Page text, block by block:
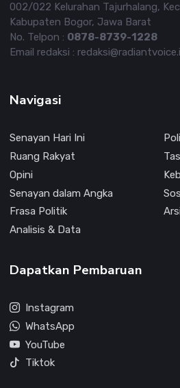
002/022 Kelurahan Tajurhalang,
Kabupaten Bogor, Jawa Barat
No. Telpon : 0878-8739-1228
Email redaksi :
Navigasi
Senayan Hari Ini
Ruang Rakyat
Opini
Senayan dalam Angka
Frasa Politik
Analisis & Data
Dapatkan Pembaruan
Instagram
WhatsApp
YouTube
Tiktok